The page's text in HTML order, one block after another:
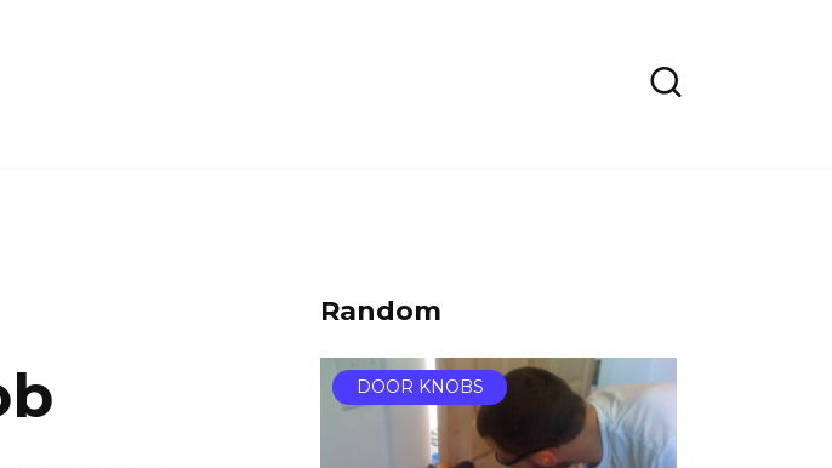
Random
DOOR KNOBS